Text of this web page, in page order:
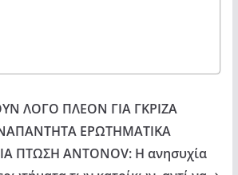
ΛΟΓΟ ΠΛΕΟΝ ΓΙΑ ΓΚΡΙΖΑ
ΕΡΩΤΗΜΑΤΙΚΑ
ΠΤΩΣΗ ANTONOV: Η ανησυχία